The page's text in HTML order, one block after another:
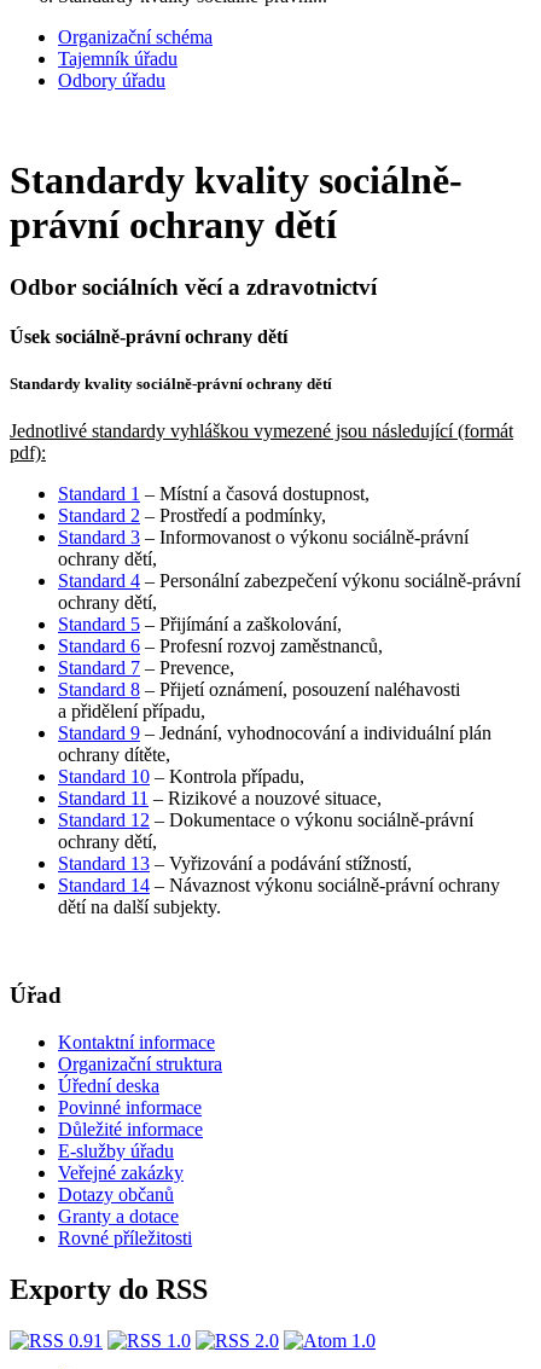
Organizační schéma
Tajemník úřadu
Odbory úřadu
Standardy kvality sociálně-
právní ochrany dětí
Odbor sociálních věcí a zdravotnictví
Úsek sociálně-právní ochrany dětí
Standardy kvality sociálně-právní ochrany dětí
Jednotlivé standardy vyhláškou vymezené jsou následující (formát
pdf):
Standard 1 – Místní a časová dostupnost,
Standard 2 – Prostředí a podmínky,
Standard 3 – Informovanost o výkonu sociálně-právní
ochrany dětí,
Standard 4 – Personální zabezpečení výkonu sociálně-právní
ochrany dětí,
Standard 5 – Přijímání a zaškolování,
Standard 6 – Profesní rozvoj zaměstnanců,
Standard 7 – Prevence,
Standard 8 – Přijetí oznámení, posouzení naléhavosti
a přidělení případu,
Standard 9 – Jednání, vyhodnocování a individuální plán
ochrany dítěte,
Standard 10 – Kontrola případu,
Standard 11 – Rizikové a nouzové situace,
Standard 12 – Dokumentace o výkonu sociálně-právní
ochrany dětí,
Standard 13 – Vyřizování a podávání stížností,
Standard 14 – Návaznost výkonu sociálně-právní ochrany
dětí na další subjekty.
Úřad
Kontaktní informace
Organizační struktura
Úřední deska
Povinné informace
Důležité informace
E-služby úřadu
Veřejné zakázky
Dotazy občanů
Granty a dotace
Rovné příležitosti
Exporty do RSS